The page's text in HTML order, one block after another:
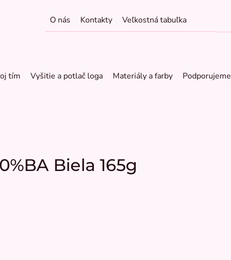
O nás Kontakty Veľkostná tabuľka
tím Vyšitie a potlač loga Materiály a farby Podporujeme
Biela 165g